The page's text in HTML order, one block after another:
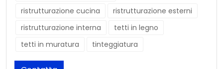
ristrutturazione cucina
ristrutturazione esterni
ristrutturazione interna
tetti in legno
tetti in muratura
tinteggiatura